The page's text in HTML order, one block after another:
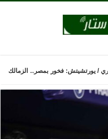
/ يورتشيتش: فخور بمصر.. الزمالك